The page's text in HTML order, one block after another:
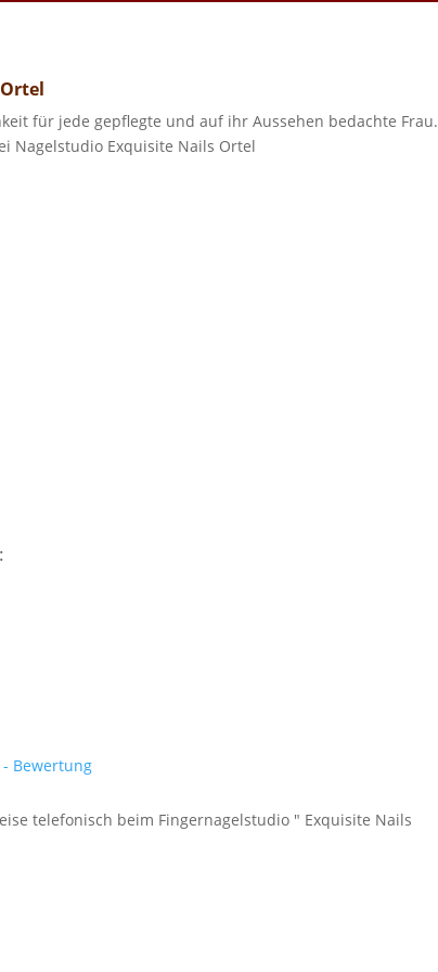
für jede gepflegte und auf ihr Aussehen bedachte Frau.
Nagelstudio Exquisite Nails Ortel
Bewertung
telefonisch beim Fingernagelstudio " Exquisite Nails